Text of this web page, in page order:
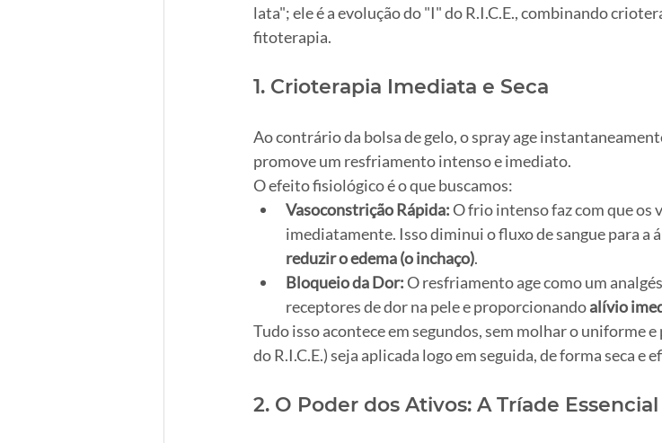
lata"; ele é a evolução do "I" do R.I.C.E., combinando
fitoterapia.
1. Crioterapia Imediata e Seca
Ao contrário da bolsa de gelo, o spray age
promove um resfriamento intenso e imediato.
O efeito fisiológico é o que buscamos:
Vasoconstrição Rápida: O frio intenso faz com que os
imediatamente. Isso diminui o fluxo de sangue para a
reduzir o edema (o inchaço).
Bloqueio da Dor: O resfriamento age como um
receptores de dor na pele e proporcionando alívio
Tudo isso acontece em segundos, sem molhar o uniforme
do R.I.C.E.) seja aplicada logo em seguida, de forma seca e
2. O Poder dos Ativos: A Tríade Essencial